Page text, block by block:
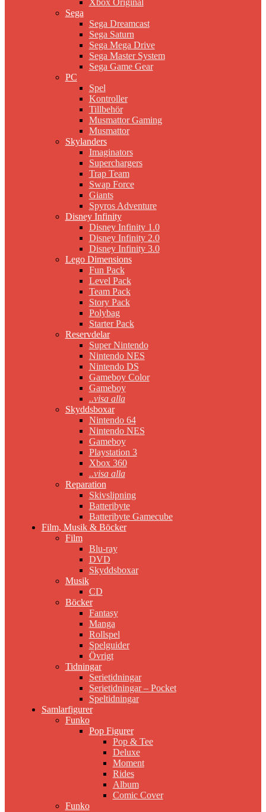
Xbox Original
Sega
Sega Dreamcast
Sega Saturn
Sega Mega Drive
Sega Master System
Sega Game Gear
PC
Spel
Kontroller
Tillbehör
Musmattor Gaming
Musmattor
Skylanders
Imaginators
Superchargers
Trap Team
Swap Force
Giants
Spyros Adventure
Disney Infinity
Disney Infinity 1.0
Disney Infinity 2.0
Disney Infinity 3.0
Lego Dimensions
Fun Pack
Level Pack
Team Pack
Story Pack
Polybag
Starter Pack
Reservdelar
Super Nintendo
Nintendo NES
Nintendo DS
Gameboy Color
Gameboy
..visa alla
Skyddsboxar
Nintendo 64
Nintendo NES
Gameboy
Playstation 3
Xbox 360
..visa alla
Reparation
Skivslipning
Batteribyte
Batteribyte Gamecube
Film, Musik & Böcker
Film
Blu-ray
DVD
Skyddsboxar
Musik
CD
Böcker
Fantasy
Manga
Rollspel
Spelguider
Övrigt
Tidningar
Serietidningar
Serietidningar – Pocket
Speltidningar
Samlarfigurer
Funko
Pop Figurer
Pop & Tee
Deluxe
Moment
Rides
Album
Comic Cover
Funko